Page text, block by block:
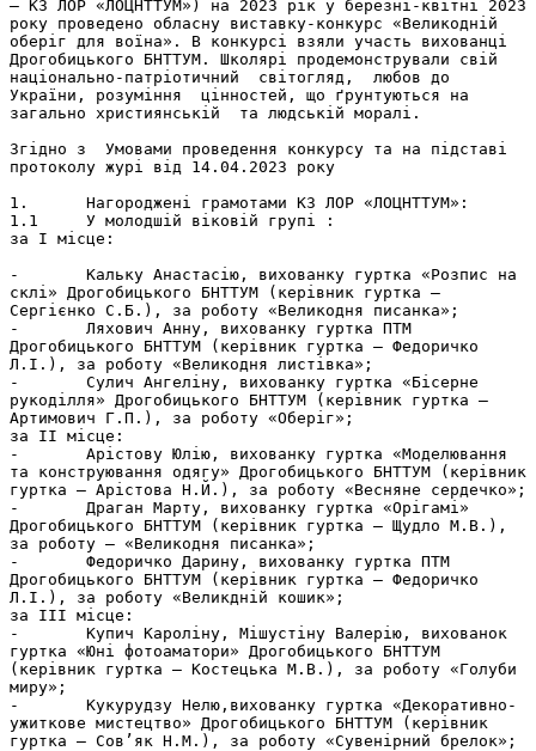
– КЗ ЛОР «ЛОЦНТТУМ») на 2023 рік у березні-квітні 2023
року проведено обласну виставку-конкурс «Великодній
оберіг для воїна». В конкурсі взяли участь вихованці
Дрогобицького БНТТУМ. Школярі продемонстрували свій
національно-патріотичний  світогляд,  любов до
України, розуміння  цінностей, що ґрунтуються на
загально християнській  та людській моралі.
Згідно з  Умовами проведення конкурсу та на підставі
протоколу журі від 14.04.2023 року
1.	Нагороджені грамотами КЗ ЛОР «ЛОЦНТТУМ»:
1.1	У молодшій віковій групі :
за І місце:
-	Кальку Анастасію, вихованку гуртка «Розпис на
склі» Дрогобицького БНТТУМ (керівник гуртка –
Сергієнко С.Б.), за роботу «Великодня писанка»;
-	Ляхович Анну, вихованку гуртка ПТМ
Дрогобицького БНТТУМ (керівник гуртка – Федоричко
Л.І.), за роботу «Великодня листівка»;
-	Сулич Ангеліну, вихованку гуртка «Бісерне
рукоділля» Дрогобицького БНТТУМ (керівник гуртка –
Артимович Г.П.), за роботу «Оберіг»;
за ІІ місце:
-	Арістову Юлію, вихованку гуртка «Моделювання
та конструювання одягу» Дрогобицького БНТТУМ (керівник
гуртка – Арістова Н.Й.), за роботу «Весняне сердечко»;
-	Драган Марту, вихованку гуртка «Орігамі»
Дрогобицького БНТТУМ (керівник гуртка – Щудло М.В.),
за роботу – «Великодня писанка»;
-	Федоричко Дарину, вихованку гуртка ПТМ
Дрогобицького БНТТУМ (керівник гуртка – Федоричко
Л.І.), за роботу «Великдній кошик»;
за ІІІ місце:
-	Купич Кароліну, Мішустіну Валерію, вихованок
гуртка «Юні фотоаматори» Дрогобицького БНТТУМ
(керівник гуртка – Костецька М.В.), за роботу «Голуби
миру»;
-	Кукурудзу Нелю,вихованку гуртка «Декоративно-
ужиткове мистецтво» Дрогобицького БНТТУМ (керівник
гуртка – Сов’як Н.М.), за роботу «Сувенірний брелок»;